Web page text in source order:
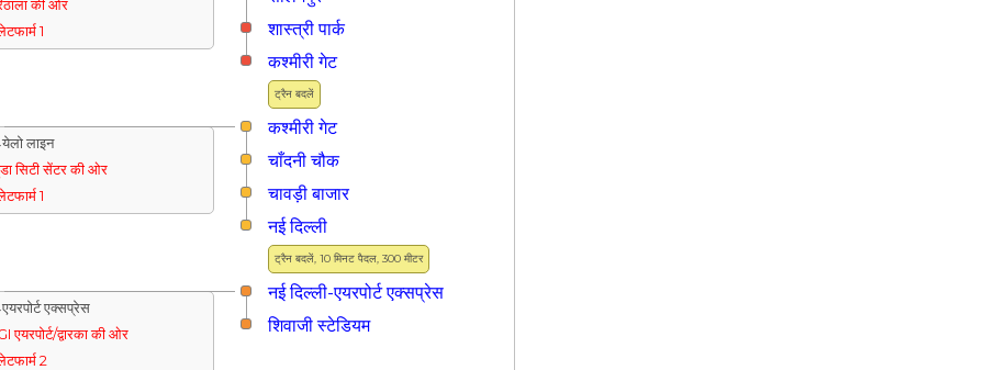
की ओर
1
शास्त्री पार्क
ट्रैन बदलें
कश्मीरी गेट
कश्मीरी गेट
लाइन
सिटी सेंटर की ओर
1
चाँदनी चौक
चावड़ी बाजार
ट्रैन बदलें, 10 मिनट पैदल, 300 मीटर
नई दिल्ली
नई दिल्ली-एयरपोर्ट एक्सप्रेस
एक्सप्रेस
एयरपोर्ट/द्वारका की ओर
2
शिवाजी स्टेडियम